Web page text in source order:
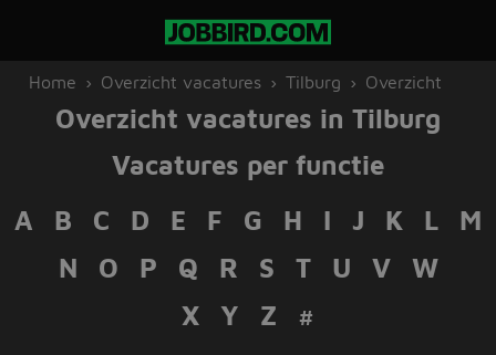
Home Overzicht vacatures Tilburg Overzicht
Overzicht vacatures in Tilburg
Vacatures per functie
A
B C D E F G H I J K L
M
N
O P Q R S T U V
W
X Y Z
#